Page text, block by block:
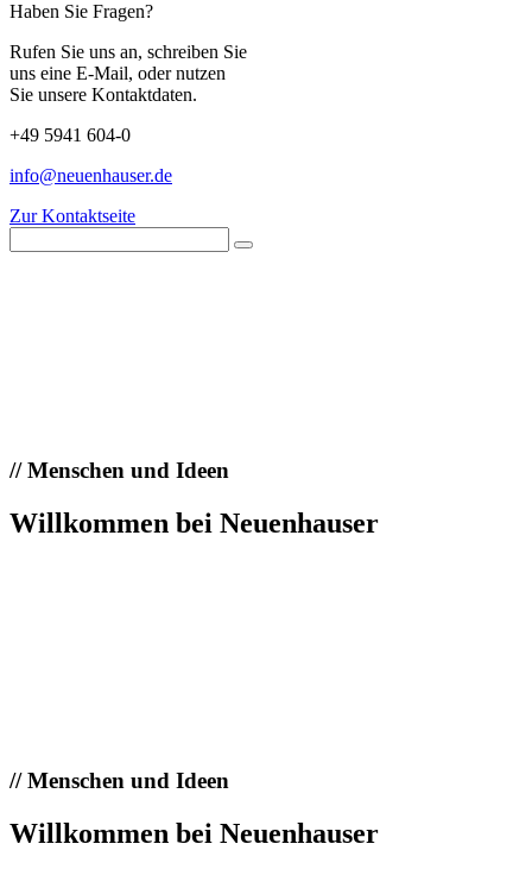
Haben Sie Fragen?
Rufen Sie uns an, schreiben Sie
uns eine E-Mail, oder nutzen
Sie unsere Kontaktdaten.
+49 5941 604-0
info@neuenhauser.de
Zur Kontaktseite
//Menschen und Ideen
Willkommen bei Neuenhauser
//Menschen und Ideen
Willkommen bei Neuenhauser